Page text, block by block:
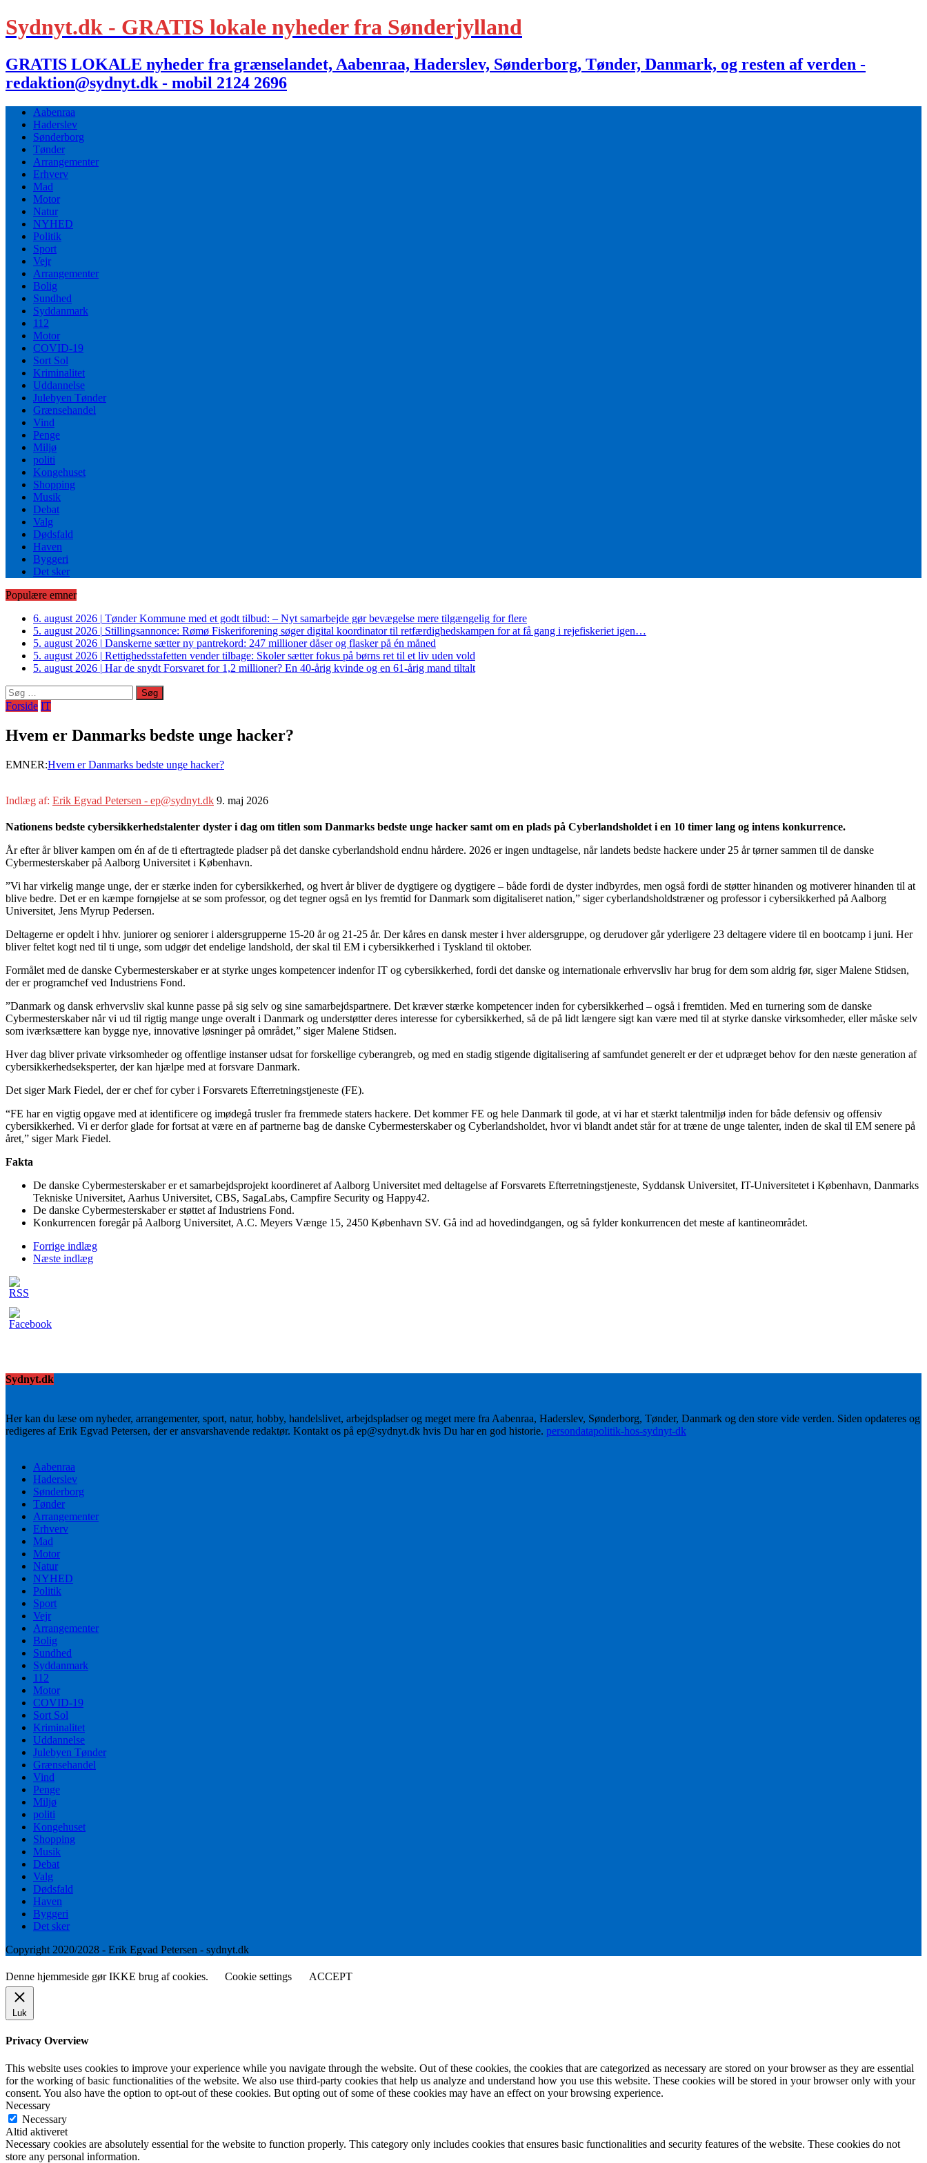
Sydnyt.dk - GRATIS lokale nyheder fra Sønderjylland
GRATIS LOKALE nyheder fra grænselandet, Aabenraa, Haderslev, Sønderborg, Tønder, Danmark, og resten af verden -
redaktion@sydnyt.dk - mobil 2124 2696
Aabenraa
Haderslev
Sønderborg
Tønder
Arrangementer
Erhverv
Mad
Motor
Natur
NYHED
Politik
Sport
Vejr
Arrangementer
Bolig
Sundhed
Syddanmark
112
Motor
COVID-19
Sort Sol
Kriminalitet
Uddannelse
Julebyen Tønder
Grænsehandel
Vind
Penge
Miljø
politi
Kongehuset
Shopping
Musik
Debat
Valg
Dødsfald
Haven
Byggeri
Det sker
Populære emner
6. august 2026 | Tønder Kommune med et godt tilbud: – Nyt samarbejde gør bevægelse mere tilgængelig for flere
5. august 2026 | Stillingsannonce: Rømø Fiskeriforening søger digital koordinator til retfærdighedskampen for at få gang i rejefiskeriet igen…
5. august 2026 | Danskerne sætter ny pantrekord: 247 millioner dåser og flasker på én måned
5. august 2026 | Rettighedsstafetten vender tilbage: Skoler sætter fokus på børns ret til et liv uden vold
5. august 2026 | Har de snydt Forsvaret for 1,2 millioner? En 40-årig kvinde og en 61-årig mand tiltalt
Søg
efter:
Forside IT
Hvem er Danmarks bedste unge hacker?
EMNER:Hvem er Danmarks bedste unge hacker?
Indlæg af: Erik Egvad Petersen - ep@sydnyt.dk 9. maj 2026
Nationens bedste cybersikkerhedstalenter dyster i dag om titlen som Danmarks bedste unge hacker samt om en plads på Cyberlandsholdet i en 10 timer lang og intens konkurrence.
År efter år bliver kampen om én af de ti eftertragtede pladser på det danske cyberlandshold endnu hårdere. 2026 er ingen undtagelse, når landets bedste hackere under 25 år tørner sammen til de danske
Cybermesterskaber på Aalborg Universitet i København.
”Vi har virkelig mange unge, der er stærke inden for cybersikkerhed, og hvert år bliver de dygtigere og dygtigere – både fordi de dyster indbyrdes, men også fordi de støtter hinanden og motiverer hinanden til at
blive bedre. Det er en kæmpe fornøjelse at se som professor, og det tegner også en lys fremtid for Danmark som digitaliseret nation,” siger cyberlandsholdstræner og professor i cybersikkerhed på Aalborg
Universitet, Jens Myrup Pedersen.
Deltagerne er opdelt i hhv. juniorer og seniorer i aldersgrupperne 15-20 år og 21-25 år. Der kåres en dansk mester i hver aldersgruppe, og derudover går yderligere 23 deltagere videre til en bootcamp i juni. Her
bliver feltet kogt ned til ti unge, som udgør det endelige landshold, der skal til EM i cybersikkerhed i Tyskland til oktober.
Formålet med de danske Cybermesterskaber er at styrke unges kompetencer indenfor IT og cybersikkerhed, fordi det danske og internationale erhvervsliv har brug for dem som aldrig før, siger Malene Stidsen,
der er programchef ved Industriens Fond.
”Danmark og dansk erhvervsliv skal kunne passe på sig selv og sine samarbejdspartnere. Det kræver stærke kompetencer inden for cybersikkerhed – også i fremtiden. Med en turnering som de danske
Cybermesterskaber når vi ud til rigtig mange unge overalt i Danmark og understøtter deres interesse for cybersikkerhed, så de på lidt længere sigt kan være med til at styrke danske virksomheder, eller måske selv
som iværksættere kan bygge nye, innovative løsninger på området,” siger Malene Stidsen.
Hver dag bliver private virksomheder og offentlige instanser udsat for forskellige cyberangreb, og med en stadig stigende digitalisering af samfundet generelt er der et udpræget behov for den næste generation af
cybersikkerhedseksperter, der kan hjælpe med at forsvare Danmark.
Det siger Mark Fiedel, der er chef for cyber i Forsvarets Efterretningstjeneste (FE).
“FE har en vigtig opgave med at identificere og imødegå trusler fra fremmede staters hackere. Det kommer FE og hele Danmark til gode, at vi har et stærkt talentmiljø inden for både defensiv og offensiv
cybersikkerhed. Vi er derfor glade for fortsat at være en af partnerne bag de danske Cybermesterskaber og Cyberlandsholdet, hvor vi blandt andet står for at træne de unge talenter, inden de skal til EM senere på
året,” siger Mark Fiedel.
Fakta
De danske Cybermesterskaber er et samarbejdsprojekt koordineret af Aalborg Universitet med deltagelse af Forsvarets Efterretningstjeneste, Syddansk Universitet, IT-Universitetet i København, Danmarks
Tekniske Universitet, Aarhus Universitet, CBS, SagaLabs, Campfire Security og Happy42.
De danske Cybermesterskaber er støttet af Industriens Fond.
Konkurrencen foregår på Aalborg Universitet, A.C. Meyers Vænge 15, 2450 København SV. Gå ind ad hovedindgangen, og så fylder konkurrencen det meste af kantineområdet.
Forrige indlæg
Næste indlæg
Sydnyt.dk
Her kan du læse om nyheder, arrangementer, sport, natur, hobby, handelslivet, arbejdspladser og meget mere fra Aabenraa, Haderslev, Sønderborg, Tønder, Danmark og den store vide verden. Siden opdateres og
redigeres af Erik Egvad Petersen, der er ansvarshavende redaktør. Kontakt os på ep@sydnyt.dk hvis Du har en god historie. persondatapolitik-hos-sydnyt-dk
Aabenraa
Haderslev
Sønderborg
Tønder
Arrangementer
Erhverv
Mad
Motor
Natur
NYHED
Politik
Sport
Vejr
Arrangementer
Bolig
Sundhed
Syddanmark
112
Motor
COVID-19
Sort Sol
Kriminalitet
Uddannelse
Julebyen Tønder
Grænsehandel
Vind
Penge
Miljø
politi
Kongehuset
Shopping
Musik
Debat
Valg
Dødsfald
Haven
Byggeri
Det sker
Copyright 2020/2028 - Erik Egvad Petersen - sydnyt.dk
Denne hjemmeside gør IKKE brug af cookies. Cookie settings ACCEPT
Luk
Privacy Overview
This website uses cookies to improve your experience while you navigate through the website. Out of these cookies, the cookies that are categorized as necessary are stored on your browser as they are essential
for the working of basic functionalities of the website. We also use third-party cookies that help us analyze and understand how you use this website. These cookies will be stored in your browser only with your
consent. You also have the option to opt-out of these cookies. But opting out of some of these cookies may have an effect on your browsing experience.
Necessary
Necessary
Altid aktiveret
Necessary cookies are absolutely essential for the website to function properly. This category only includes cookies that ensures basic functionalities and security features of the website. These cookies do not
store any personal information.